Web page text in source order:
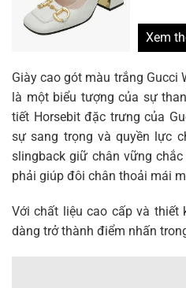
Xem
Giày cao gót màu trắng Gucci
là một biểu tượng của sự
tiết Horsebit đặc trưng của
sự sang trọng và quyền lực
slingback giữ chân vững
phải giúp đôi chân thoải mái
Với chất liệu cao cấp và thiết
dàng trở thành điểm nhấn